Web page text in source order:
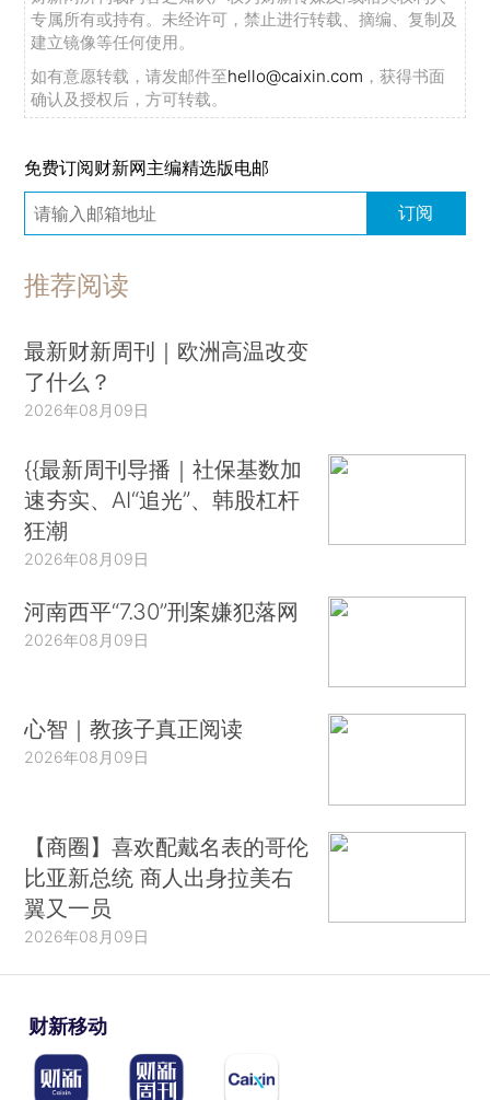
专属所有或持有。未经许可，禁止进行转载、摘编、复制及
建立镜像等任何使用。
如有意愿转载，请发邮件至hello@caixin.com ，获得书面
确认及授权后，方可转载。
免费订阅财新网主编精选版电邮
订阅
推荐阅读
最新财新周刊｜欧洲高温改变
了什么？
2026年08月09日
{{最新周刊导播｜社保基数加
速夯实、AI“追光”、韩股杠杆
狂潮
2026年08月09日
河南西平“7.30”刑案嫌犯落网
2026年08月09日
心智｜教孩子真正阅读
2026年08月09日
【商圈】喜欢配戴名表的哥伦
比亚新总统 商人出身拉美右
翼又一员
2026年08月09日
财新移动